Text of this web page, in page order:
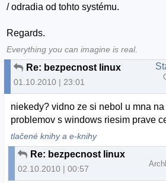
/ odradia od tohto systému.
Regards.
Everything you can imagine is real.
Re: bezpecnost linux
01.10.2010 | 23:01
niekedy? vidno ze si nebol u mna
problemov s windows riesim prave
tlačené knihy a e-knihy
Re: bezpecnost linux
02.10.2010 | 00:57